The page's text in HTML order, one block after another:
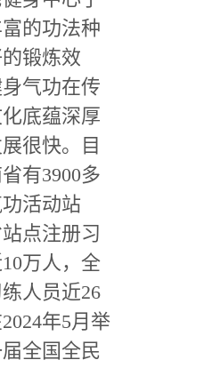
的功法种
锻炼效
气功在传
底蕴深厚
很快。目
有3900多
活动站
点注册习
10万人，全
人员近26
2024年5月举
全国全民